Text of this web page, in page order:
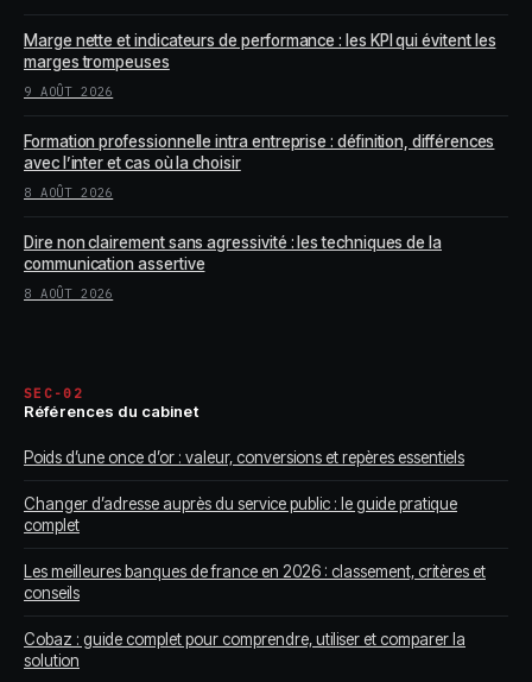
Marge nette et indicateurs de performance : les KPI qui évitent les
marges trompeuses
9 AOÛT 2026
Formation professionnelle intra entreprise : définition, différences
avec l’inter et cas où la choisir
8 AOÛT 2026
Dire non clairement sans agressivité : les techniques de la
communication assertive
8 AOÛT 2026
SEC-02
Références du cabinet
Poids d’une once d’or : valeur, conversions et repères essentiels
Changer d’adresse auprès du service public : le guide pratique
complet
Les meilleures banques de france en 2026 : classement, critères et
conseils
Cobaz : guide complet pour comprendre, utiliser et comparer la
solution